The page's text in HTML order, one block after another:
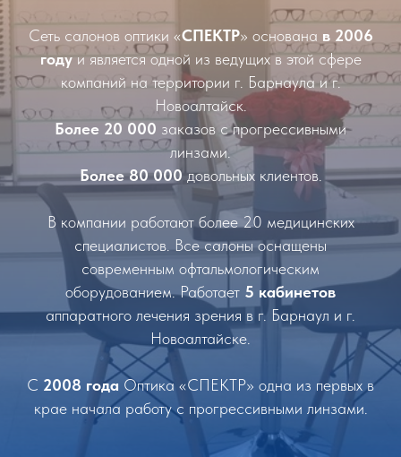
Сеть салонов оптики «СПЕКТР» основана в 2006
годуи является одной из ведущих в этой сфере
компаний на территории г. Барнаула и г.
Новоалтайск.
Более 20 000 заказов с прогрессивными
линзами.
Более 80 000 довольных клиентов.
В компании работают более 20 медицинских
специалистов. Все салоны оснащены
современным офтальмологическим
оборудованием. Работает 5 кабинетов
аппаратного лечения зрения в г. Барнаул и г.
Новоалтайске.
С 2008 года Оптика «СПЕКТР» одна из первых в
крае начала работу с прогрессивными линзами.